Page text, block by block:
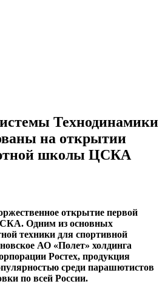
Технодинамики
на открытии
школы ЦСКА
открытие первой
Одним из основных
техники для спортивной
АО «Полет» холдинга
Ростех, продукция
среди парашютистов
по всей России.